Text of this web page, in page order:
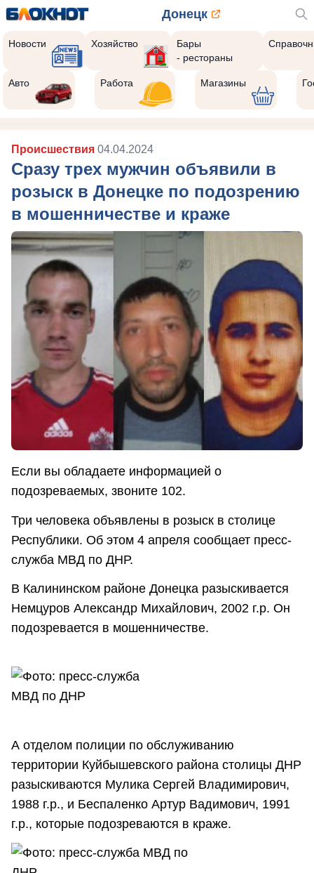
Донецк
Новости Хозяйство
Бары
- рестораны
Авто Работа Магазины
Происшествия 04.04.2024
Сразу трех мужчин объявили в
розыск в Донецке по подозрению
в мошенничестве и краже
Если вы обладаете информацией о
подозреваемых, звоните 102.
Три человека объявлены в розыск в столице
Республики. Об этом 4 апреля сообщает пресс-
служба МВД по ДНР.
В Калининском районе Донецка разыскивается
Немцуров Александр Михайлович, 2002 г.р. Он
подозревается в мошенничестве.
А отделом полиции по обслуживанию
территории Куйбышевского района столицы ДНР
разыскиваются Мулика Сергей Владимирович,
1988 г.р., и Беспаленко Артур Вадимович, 1991
г.р., которые подозреваются в краже.